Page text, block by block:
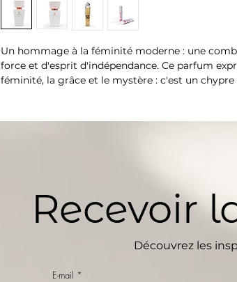
Un hommage à la féminité moderne : une
force et d'esprit d'indépendance. Ce parfum
féminité, la grâce et le mystère : c'est un
Recevoir
Découvrez les
E-mail